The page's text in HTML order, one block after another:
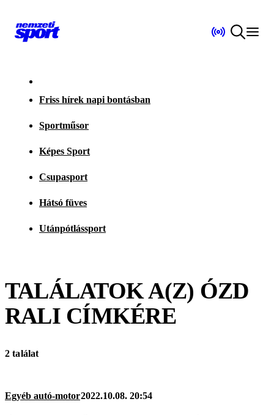
Friss hírek napi bontásban
Sportműsor
Képes Sport
Csupasport
Hátsó füves
Utánpótlássport
TALÁLATOK A(Z) ÓZD
RALICÍMKÉRE
2 találat
Egyéb autó-motor2022.10.08. 20:54